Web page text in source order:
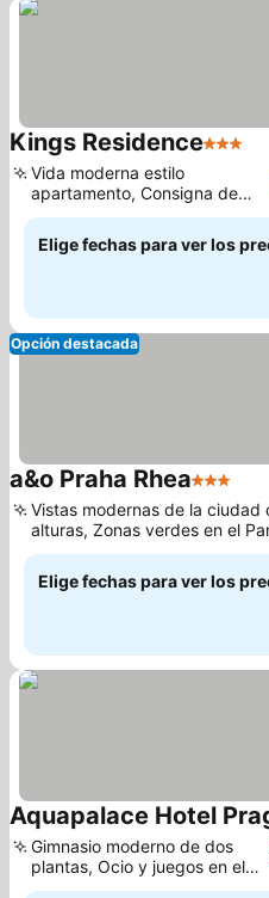
Kings Residence3
Vida moderna estilo
apartamento, Consigna de
equipaje segura
Elige fechas para ver los
Opción destacada
a&o Praha Rhea3
Vistas modernas de la ciudad
alturas, Zonas verdes en el
Malesicky
Elige fechas para ver los
Aquapalace Hotel
Gimnasio moderno de dos
plantas, Ocio y juegos en el
hotel